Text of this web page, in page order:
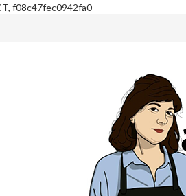
f08c47fec0942fa0